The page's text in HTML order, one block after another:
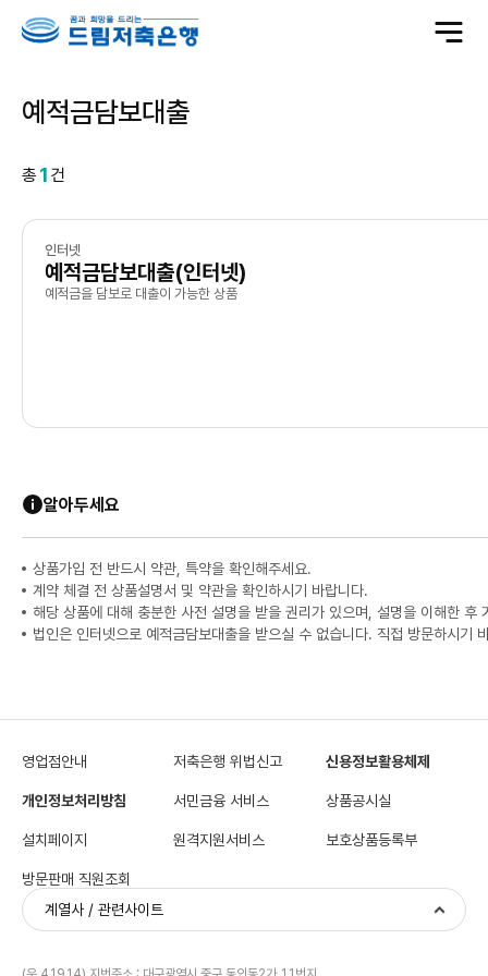
전
체
예적금담보대출
총 1 건
인터넷
예적금담보대출(인터넷)
예적금을 담보로 대출이 가능한 상품
알아두세요
상품가입 전 반드시 약관, 특약을 확인해주세요.
계약 체결 전 상품설명서 및 약관을 확인하시기 바랍니다.
해당 상품에 대해 충분한 사전 설명을 받을 권리가 있으며, 설명을 이해한 후
법인은 인터넷으로 예적금담보대출을 받으실 수 없습니다. 직접 방문하시기
영업점안내 저축은행 위법신고 신용정보활용체제
개인정보처리방침 서민금융 서비스 상품공시실
설치페이지 원격지원서비스 보호상품등록부
방문판매 직원조회
계열사 / 관련사이트